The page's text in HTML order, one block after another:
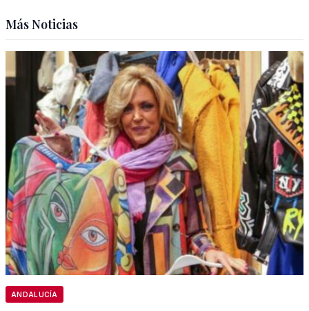
Más Noticias
ANDALUCÍA